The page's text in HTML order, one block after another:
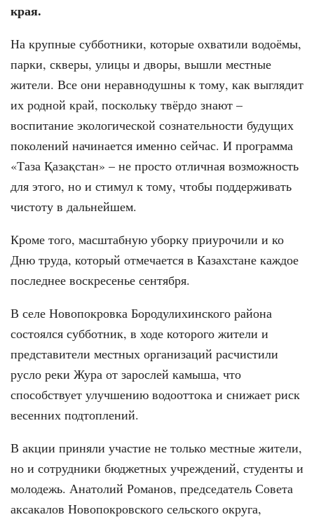
края.
На крупные субботники, которые охватили водоёмы,
парки, скверы, улицы и дворы, вышли местные
жители. Все они неравнодушны к тому, как выглядит
их родной край, поскольку твёрдо знают –
воспитание экологической сознательности будущих
поколений начинается именно сейчас. И программа
«Таза Қазақстан» – не просто отличная возможность
для этого, но и стимул к тому, чтобы поддерживать
чистоту в дальнейшем.
Кроме того, масштабную уборку приурочили и ко
Дню труда, который отмечается в Казахстане каждое
последнее воскресенье сентября.
В селе Новопокровка Бородулихинского района
состоялся субботник, в ходе которого жители и
представители местных организаций расчистили
русло реки Жура от зарослей камыша, что
способствует улучшению водооттока и снижает риск
весенних подтоплений.
В акции приняли участие не только местные жители,
но и сотрудники бюджетных учреждений, студенты и
молодежь. Анатолий Романов, председатель Совета
аксакалов Новопокровского сельского округа,